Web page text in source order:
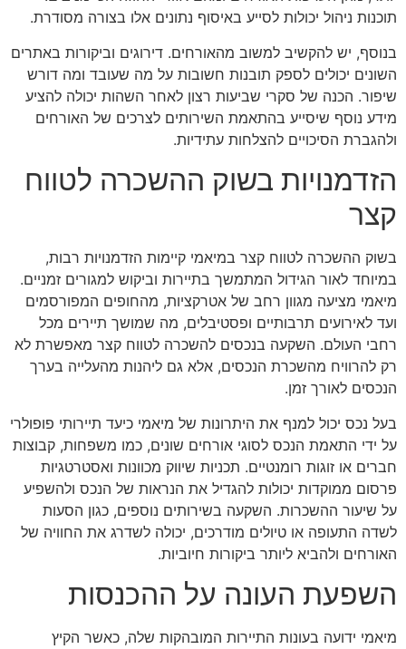
תוכנות ניהול יכולות לסייע באיסוף נתונים אלו בצורה מסודרת.
בנוסף, יש להקשיב למשוב מהאורחים. דירוגים וביקורות באתרים
השונים יכולים לספק תובנות חשובות על מה שעובד ומה דורש
שיפור. הכנה של סקרי שביעות רצון לאחר השהות יכולה להציע
מידע נוסף שיסייע בהתאמת השירותים לצרכים של האורחים
ולהגברת הסיכויים להצלחות עתידיות.
הזדמנויות בשוק ההשכרה לטווח
קצר
בשוק ההשכרה לטווח קצר במיאמי קיימות הזדמנויות רבות,
במיוחד לאור הגידול המתמשך בתיירות וביקוש למגורים זמניים.
מיאמי מציעה מגוון רחב של אטרקציות, מהחופים המפורסמים
ועד לאירועים תרבותיים ופסטיבלים, מה שמושך תיירים מכל
רחבי העולם. השקעה בנכסים להשכרה לטווח קצר מאפשרת לא
רק להרוויח מהשכרת הנכסים, אלא גם ליהנות מהעלייה בערך
הנכסים לאורך זמן.
בעל נכס יכול למנף את היתרונות של מיאמי כיעד תיירותי פופולרי
על ידי התאמת הנכס לסוגי אורחים שונים, כמו משפחות, קבוצות
חברים או זוגות רומנטיים. תכניות שיווק מכוונות ואסטרטגיות
פרסום ממוקדות יכולות להגדיל את הנראות של הנכס ולהשפיע
על שיעור ההשכרות. השקעה בשירותים נוספים, כגון הסעות
לשדה התעופה או טיולים מודרכים, יכולה לשדרג את החוויה של
האורחים ולהביא ליותר ביקורות חיוביות.
השפעת העונה על ההכנסות
מיאמי ידועה בעונות התיירות המובהקות שלה, כאשר הקיץ